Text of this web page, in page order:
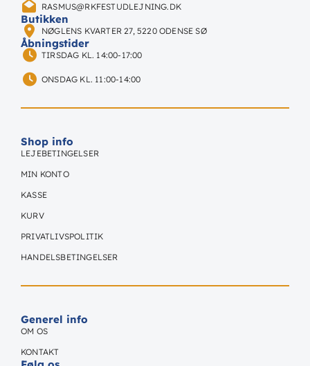
RASMUS@RKFESTUDLEJNING.DK
Butikken
NØGLENS KVARTER 27, 5220 ODENSE SØ
Åbningstider
TIRSDAG KL. 14:00-17:00
ONSDAG KL. 11:00-14:00
Shop info
LEJEBETINGELSER
MIN KONTO
KASSE
KURV
PRIVATLIVSPOLITIK
HANDELSBETINGELSER
Generel info
OM OS
KONTAKT